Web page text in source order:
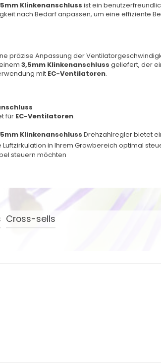
Klinkenanschluss ist ein
nach Bedarf anpassen, um eine effiziente
präzise Anpassung der
3,5mm Klinkenanschluss geliefert, der
mit EC-Ventilatoren.
für EC-Ventilatoren.
Klinkenanschluss Drehzahlregler bietet
in Ihrem Growbereich optimal
steuern möchten
Cross-sells